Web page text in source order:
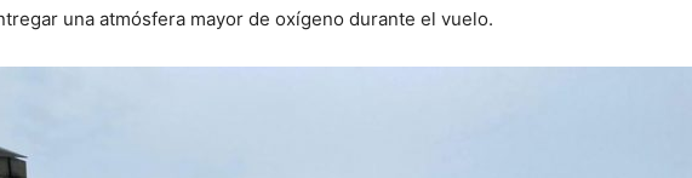
una atmósfera mayor de oxígeno durante el vuelo.